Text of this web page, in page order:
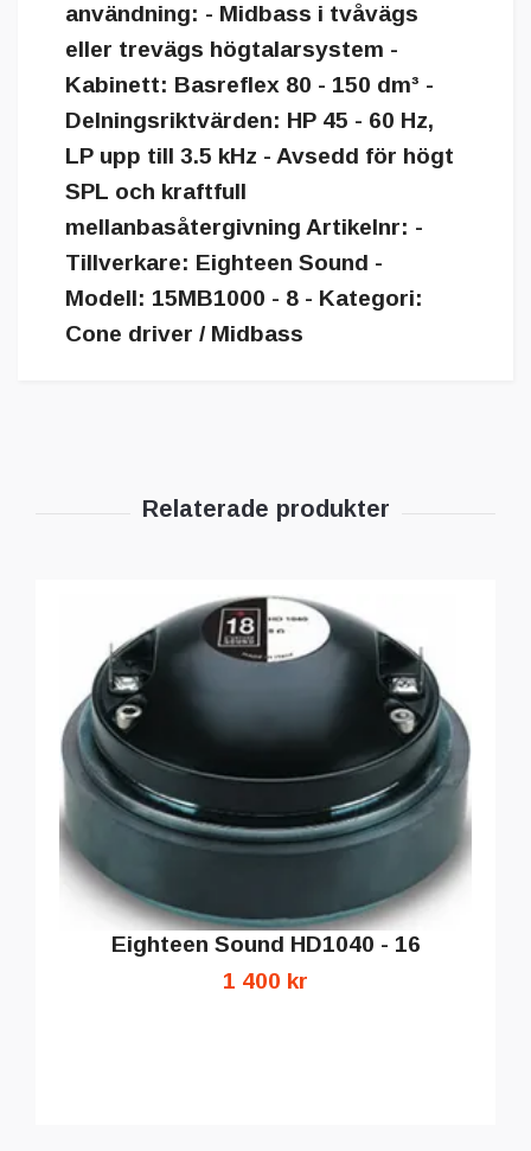
användning: - Midbass i tvåvägs
eller trevägs högtalarsystem -
Kabinett: Basreflex 80 - 150 dm³ -
Delningsriktvärden: HP 45 - 60 Hz,
LP upp till 3.5 kHz - Avsedd för högt
SPL och kraftfull
mellanbasåtergivning Artikelnr: -
Tillverkare: Eighteen Sound -
Modell: 15MB1000 - 8 - Kategori:
Cone driver / Midbass
Eighteen Sound HD1040 - 16
1 400 kr